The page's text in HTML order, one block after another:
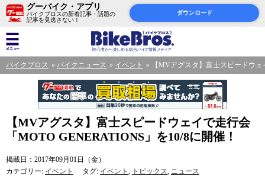
グーバイク・アプリ
バイクブロスの新着記事・話題の
記事を見逃さない！
ダウンロード
バイクブロス バイクニュース イベント 【MVアグスタ】富士スピードウ
【MVアグスタ】富士スピードウェイで走行会
「MOTO GENERATIONS」を10/8に開催！
掲載日：2017年09月01日（金）
カテゴリー: イベント タグ: イベント , トピックス, ニュース